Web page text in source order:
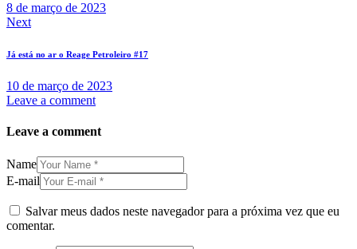
8 de março de 2023
Next
Já está no ar o Reage Petroleiro #17
10 de março de 2023
Leave a comment
Leave a comment
Name
E-mail
Salvar meus dados neste navegador para a próxima vez que eu
comentar.